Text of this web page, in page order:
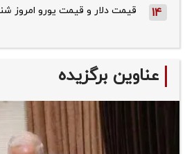
14 قیمت دلار و قیمت یورو امروز شنبه ۱۷ مرداد ۱۴۰۵ +
عناوین برگزیده